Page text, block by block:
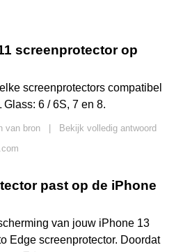
screenprotector op
screenprotectors compatibel
6 / 6S, 7 en 8.
van bron
Bekijk volledig antwoord
past op de iPhone
van jouw iPhone 13
Edge screenprotector. Doordat